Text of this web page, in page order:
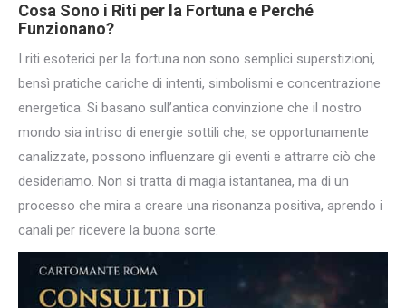
Cosa Sono i Riti per la Fortuna e Perché
Funzionano?
I riti esoterici per la fortuna non sono semplici superstizioni,
bensì pratiche cariche di intenti, simbolismi e concentrazione
energetica. Si basano sull’antica convinzione che il nostro
mondo sia intriso di energie sottili che, se opportunamente
canalizzate, possono influenzare gli eventi e attrarre ciò che
desideriamo. Non si tratta di magia istantanea, ma di un
processo che mira a creare una risonanza positiva, aprendo i
canali per ricevere la buona sorte.